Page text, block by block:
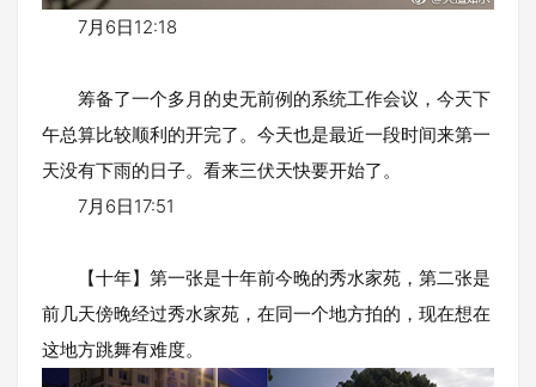
7月6日12:18
筹备了一个多月的史无前例的系统工作会议，今天下
午总算比较顺利的开完了。今天也是最近一段时间来第一
天没有下雨的日子。看来三伏天快要开始了。
7月6日17:51
【十年】第一张是十年前今晚的秀水家苑，第二张是
前几天傍晚经过秀水家苑，在同一个地方拍的，现在想在
这地方跳舞有难度。